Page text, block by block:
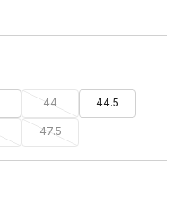
44 44.5
47.5